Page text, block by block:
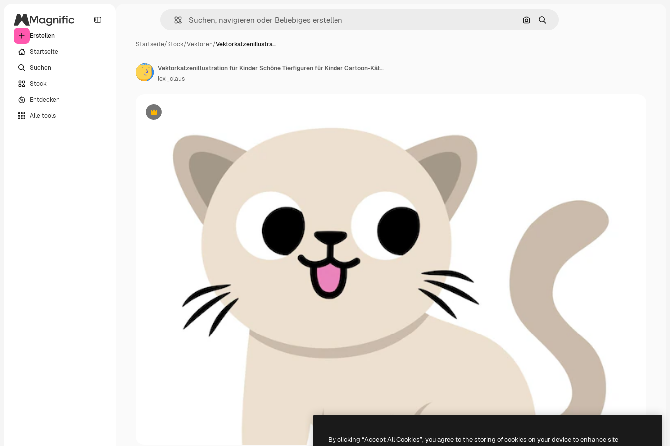
Erstellen
Startseite
Suchen
Stock
Entdecken
Alle tools
Nach Bild suchen
Suchen
Startseite/Stock/Vektoren/Vektorkatzenillustra…
Premium
Vektorkatzenillustration für Kinder Schöne Tierfiguren für Kinder Cartoon-Kätzchen-Symbol auf weißem Hintergrund
lexi_claus
By clicking “Accept All Cookies”, you agree to the storing of cookies on your device to enhance site